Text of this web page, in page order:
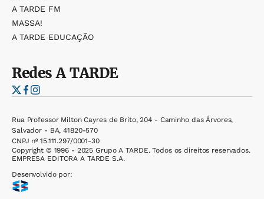
A TARDE FM
MASSA!
A TARDE EDUCAÇÃO
RedesA TARDE
Rua Professor Milton Cayres de Brito, 204 - Caminho das Árvores,
Salvador - BA, 41820-570
CNPJ nº 15.111.297/0001-30
Copyright © 1996 - 2025 Grupo A TARDE. Todos os direitos reservados.
EMPRESA EDITORA A TARDE S.A.
Desenvolvido por: